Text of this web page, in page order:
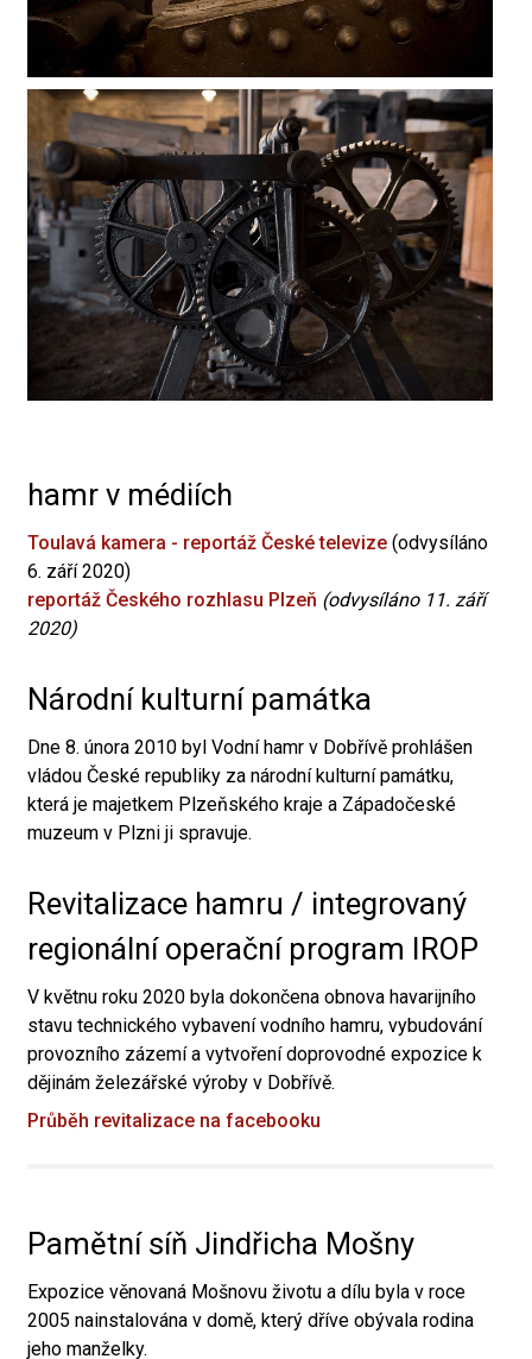
hamr v médiích
Toulavá kamera - reportáž České televize (odvysíláno
6. září 2020)
reportáž Českého rozhlasu Plzeň (odvysíláno 11. září
2020)
Národní kulturní památka
Dne 8. února 2010 byl Vodní hamr v Dobřívě prohlášen
vládou České republiky za národní kulturní památku,
která je majetkem Plzeňského kraje a Západočeské
muzeum v Plzni ji spravuje.
Revitalizace hamru / integrovaný
regionální operační program IROP
V květnu roku 2020 byla dokončena obnova havarijního
stavu technického vybavení vodního hamru, vybudování
provozního zázemí a vytvoření doprovodné expozice k
dějinám železářské výroby v Dobřívě.
Průběh revitalizace na facebooku
Pamětní síň Jindřicha Mošny
Expozice věnovaná Mošnovu životu a dílu byla v roce
2005 nainstalována v domě, který dříve obývala rodina
jeho manželky.